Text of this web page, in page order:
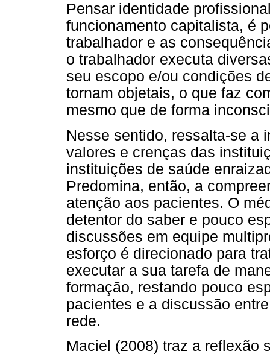
Pensar identidade
funcionamento capitalista, é
trabalhador e as
o trabalhador executa
seu escopo e/ou condições
tornam objetais, o que faz
mesmo que de forma
Nesse sentido, ressalta-se a
valores e crenças das
instituições de saúde
Predomina, então, a
atenção aos pacientes. O
detentor do saber e pouco
discussões em equipe
esforço é direcionado para
executar a sua tarefa de
formação, restando pouco
pacientes e a discussão
rede.
Maciel (2008) traz a reflexão